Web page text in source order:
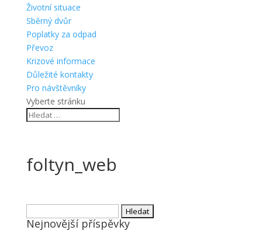
Životní situace
Sběrný dvůr
Poplatky za odpad
Převoz
Krizové informace
Důležité kontakty
Pro návštěvníky
Vyberte stránku
foltyn_web
Nejnovější příspěvky